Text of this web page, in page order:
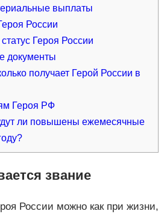
выплаты
России
Героя России
документы
получает Герой России в
Героя РФ
ли повышены ежемесячные
звание
России можно как при жизни,